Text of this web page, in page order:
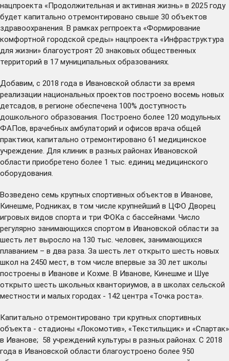
нацпроекта «Продолжительная и активная жизнь» в 2025 году
будет капитально отремонтировано свыше 30 объектов
здравоохранения. В рамках регпроекта «Формирование
комфортной городской среды» нацпроекта «Инфраструктура
для жизни» благоустроят 20 знаковых общественных
территорий в 17 муниципальных образованиях.
Добавим, с 2018 года в Ивановской области за время
реализации национальных проектов построено восемь новых
детсадов, в регионе обеспечена 100% доступность
дошкольного образования. Построено более 120 модульных
ФАПов, врачебных амбулаторий и офисов врача общей
практики, капитально отремонтировано 61 медицинское
учреждение. Для клиник в разных районах Ивановской
области приобретено более 1 тыс. единиц медицинского
оборудования.
Возведено семь крупных спортивных объектов в Иванове,
Кинешме, Родниках, в том числе крупнейший в ЦФО Дворец
игровых видов спорта и три ФОКа с бассейнами. Число
регулярно занимающихся спортом в Ивановской области за
шесть лет выросло на 130 тыс. человек, занимающихся
плаванием – в два раза. За шесть лет открыто шесть новых
школ на 2450 мест, в том числе впервые за 30 лет школы
построены в Иванове и Кохме. В Иванове, Кинешме и Шуе
открыто шесть школьных кванториумов, а в школах сельской
местности и малых городах - 142 центра «Точка роста».
Капитально отремонтировано три крупных спортивных
объекта - стадионы «Локомотив», «Текстильщик» и «Спартак»
в Иванове; 58 учреждений культуры в разных районах. С 2018
года в Ивановской области благоустроено более 950